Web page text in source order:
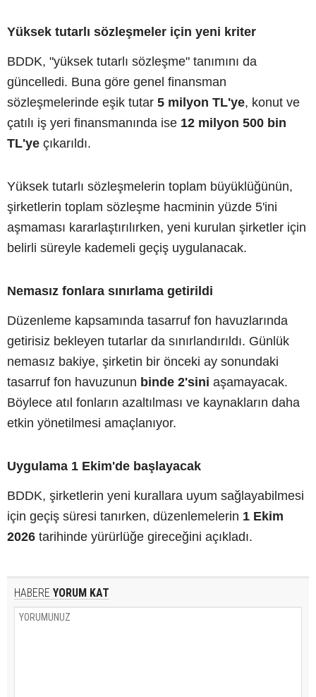
Yüksek tutarlı sözleşmeler için yeni kriter
BDDK, "yüksek tutarlı sözleşme" tanımını da
güncelledi. Buna göre genel finansman
sözleşmelerinde eşik tutar 5 milyon TL'ye, konut ve
çatılı iş yeri finansmanında ise 12 milyon 500 bin
TL'ye çıkarıldı.
Yüksek tutarlı sözleşmelerin toplam büyüklüğünün,
şirketlerin toplam sözleşme hacminin yüzde 5'ini
aşmaması kararlaştırılırken, yeni kurulan şirketler için
belirli süreyle kademeli geçiş uygulanacak.
Nemasız fonlara sınırlama getirildi
Düzenleme kapsamında tasarruf fon havuzlarında
getirisiz bekleyen tutarlar da sınırlandırıldı. Günlük
nemasız bakiye, şirketin bir önceki ay sonundaki
tasarruf fon havuzunun binde 2'sini aşamayacak.
Böylece atıl fonların azaltılması ve kaynakların daha
etkin yönetilmesi amaçlanıyor.
Uygulama 1 Ekim'de başlayacak
BDDK, şirketlerin yeni kurallara uyum sağlayabilmesi
için geçiş süresi tanırken, düzenlemelerin 1 Ekim
2026 tarihinde yürürlüğe gireceğini açıkladı.
HABERE YORUM KAT